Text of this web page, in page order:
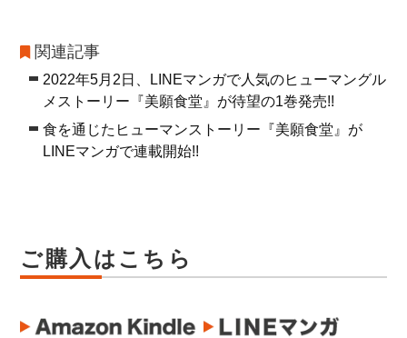
関連記事
2022年5月2日、LINEマンガで人気のヒューマングル
メストーリー『美願食堂』が待望の1巻発売!!
食を通じたヒューマンストーリー『美願食堂』が
LINEマンガで連載開始!!
ご購入はこちら